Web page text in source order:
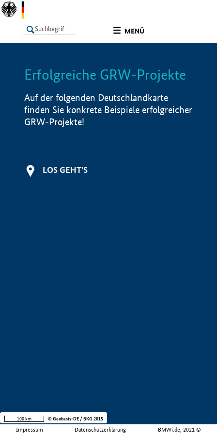
MENÜ
LISTE Info
Erfolgreiche GRW-Projekte
Auf der folgenden Deutschlandkarte
finden Sie konkrete Beispiele erfolgreicher
GRW-Projekte!
LOS GEHT'S
Impressum Datenschutzerklärung BMWi.de, 2021 ©
100 km © Geobasis-DE / BKG 2015